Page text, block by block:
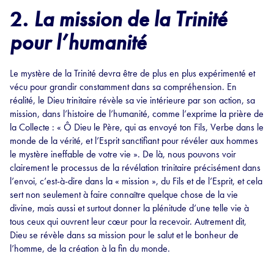
2. La mission de la Trinité
pour l’humanité
Le mystère de la Trinité devra être de plus en plus expérimenté et
vécu pour grandir constamment dans sa compréhension. En
réalité, le Dieu trinitaire révèle sa vie intérieure par son action, sa
mission, dans l’histoire de l’humanité, comme l’exprime la prière de
la Collecte : « Ô Dieu le Père, qui as envoyé ton Fils, Verbe dans le
monde de la vérité, et l’Esprit sanctifiant pour révéler aux hommes
le mystère ineffable de votre vie ». De là, nous pouvons voir
clairement le processus de la révélation trinitaire précisément dans
l’envoi, c’est-à-dire dans la « mission », du Fils et de l’Esprit, et cela
sert non seulement à faire connaître quelque chose de la vie
divine, mais aussi et surtout donner la plénitude d’une telle vie à
tous ceux qui ouvrent leur cœur pour la recevoir. Autrement dit,
Dieu se révèle dans sa mission pour le salut et le bonheur de
l’homme, de la création à la fin du monde.